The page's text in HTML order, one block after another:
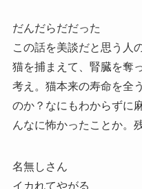
だんだらだだった
この話を美談だと思う人
猫を捕まえて、腎臓を奪
考え。猫本来の寿命を全
のか？なにもわからずに
んなに怖かったことか。
名無しさん
イカれてやがる